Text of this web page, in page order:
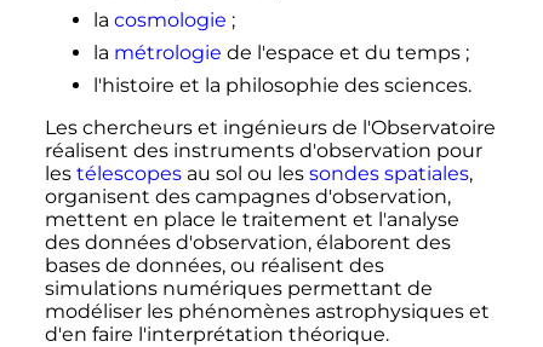
la cosmologie ;
la métrologie de l'espace et du temps ;
l'histoire et la philosophie des sciences.
Les chercheurs et ingénieurs de l'Observatoire
réalisent des instruments d'observation pour
les télescopesau sol ou les sondes spatiales,
organisent des campagnes d'observation,
mettent en place le traitement et l'analyse
des données d'observation, élaborent des
bases de données, ou réalisent des
simulations numériques permettant de
modéliser les phénomènes astrophysiques et
d'en faire l'interprétation théorique.